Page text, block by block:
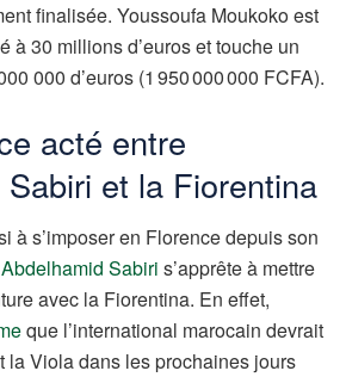
finalisée. Youssoufa Moukoko est
à 30 millions d’euros et touche un
000 d’euros (1 950 000 000 FCFA).
acté entre
et la Fiorentina
à s’imposer en Florence depuis son
Abdelhamid Sabiri s’apprête à mettre
avec la Fiorentina. En effet,
que l’international marocain devrait
la Viola dans les prochaines jours